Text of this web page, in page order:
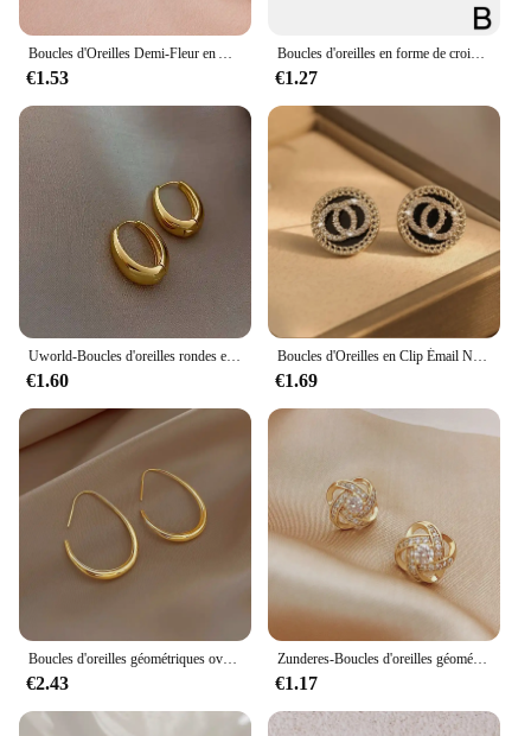
€1.53
Boucles d'oreilles en forme de croix pour femmes et filles, style coréen, bijoux élégants en cristal, boucles d'oreilles en queue de poisson, cadeaux pour dames
€1.27
€1.60
Boucles d'Oreilles en Clip Émail Noir pour Femme, Bijoux Simples et Doux, Double Rond, Style Coréen, Cadeau pour Fille, Vente en Gros
€1.69
€2.43
Zunderes-Boucles d'oreilles géométriques creuses croisées simples pour femmes, bijoux d'oreille exquis, cadeaux de fête de mariage, luxe abordable
€1.17